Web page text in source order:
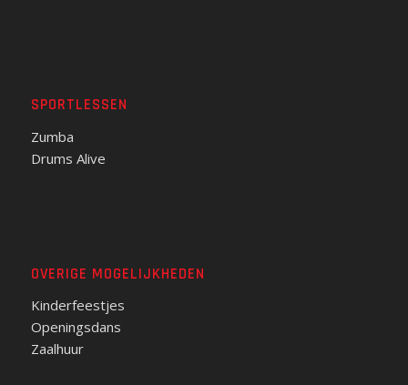
SPORTLESSEN
Zumba
Drums Alive
OVERIGE MOGELIJKHEDEN
Kinderfeestjes
Openingsdans
Zaalhuur